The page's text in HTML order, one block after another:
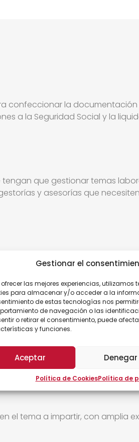
Gestionar el
ofrecer las mejores experiencias,
para almacenar y/o acceder a la
de estas tecnologías nos
de navegación o las
o retirar el consentimiento, puede
y funciones.
Aceptar Denegar
Política de CookiesPolítica de
confeccionar la
a la Seguridad Social y la
tengan que gestionar temas
y asesorías que
familiar, permisos,
y los boletines de cotización
tipos de contrato y sus
un finiquito y calcular su importe.
el tema a impartir, con amplia